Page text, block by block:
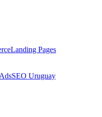
Landing Pages
SEO Uruguay